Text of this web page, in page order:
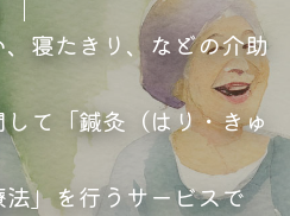
寝たきり、などの介助
て「鍼灸（はり・きゅ
」を行うサービスで